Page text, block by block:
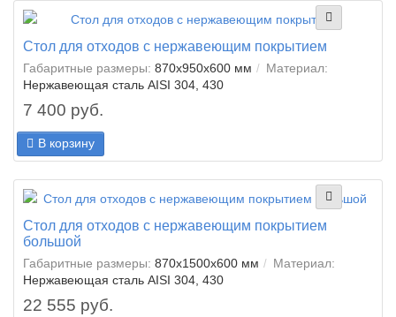
Стол для отходов с нержавеющим покрытием
Габаритные размеры: 870x950x600 мм
Материал:
Нержавеющая сталь AISI 304, 430
7 400 руб.
В корзину
Стол для отходов с нержавеющим покрытием
большой
Габаритные размеры: 870x1500x600 мм
Материал:
Нержавеющая сталь AISI 304, 430
22 555 руб.